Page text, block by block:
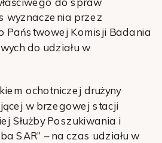
wyznaczenia przez
Państwowej Komisji Badania
do udziału w
ochotniczej drużyny
w brzegowej stacji
Służby Poszukiwania i
SAR” – na czas udziału w